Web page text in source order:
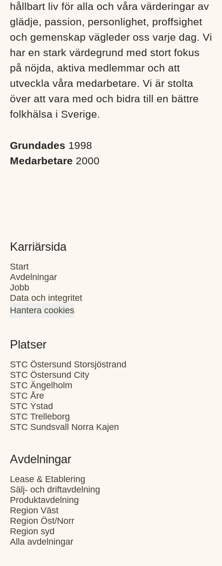
hållbart liv för alla och våra värderingar av
glädje, passion, personlighet, proffsighet
och gemenskap vägleder oss varje dag. Vi
har en stark värdegrund med stort fokus
på nöjda, aktiva medlemmar och att
utveckla våra medarbetare. Vi är stolta
över att vara med och bidra till en bättre
folkhälsa i Sverige. ​
Grundades 1998
Medarbetare 2000
Karriärsida
Start
Avdelningar
Jobb
Data och integritet
Hantera cookies
Platser
STC Östersund Storsjöstrand
STC Östersund City
STC Ängelholm
STC Åre
STC Ystad
STC Trelleborg
STC Sundsvall Norra Kajen
Avdelningar
Lease & Etablering
Sälj- och driftavdelning
Produktavdelning
Region Väst
Region Öst/Norr
Region syd
Alla avdelningar